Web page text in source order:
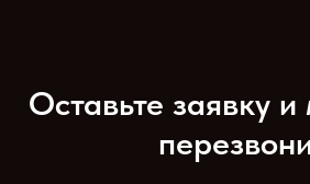
Оставьте заявку